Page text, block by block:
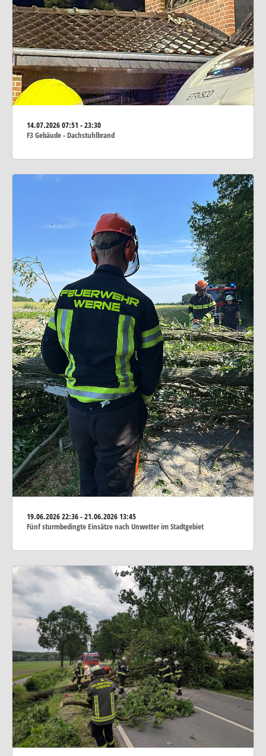
14.07.202607:51 - 23:30
F3 Gebäude - Dachstuhlbrand
19.06.202622:36 - 21.06.2026 13:45
Fünf sturmbedingte Einsätze nach Unwetter im Stadtgebiet